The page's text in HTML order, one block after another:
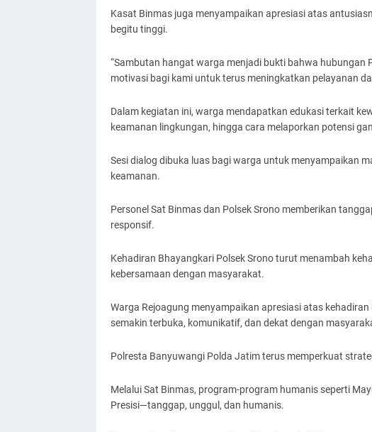
Kasat Binmas juga menyampaikan apresiasi atas
begitu tinggi.
“Sambutan hangat warga menjadi bukti bahwa hubungan
motivasi bagi kami untuk terus meningkatkan pelayanan
Dalam kegiatan ini, warga mendapatkan edukasi terkait
keamanan lingkungan, hingga cara melaporkan potensi
Sesi dialog dibuka luas bagi warga untuk menyampaikan
keamanan.
Personel Sat Binmas dan Polsek Srono memberikan
responsif.
Kehadiran Bhayangkari Polsek Srono turut menambah
kebersamaan dengan masyarakat.
Warga Rejoagung menyampaikan apresiasi atas
semakin terbuka, komunikatif, dan dekat dengan
Polresta Banyuwangi Polda Jatim terus memperkuat
Melalui Sat Binmas, program-program humanis seperti
Presisi—tanggap, unggul, dan humanis.